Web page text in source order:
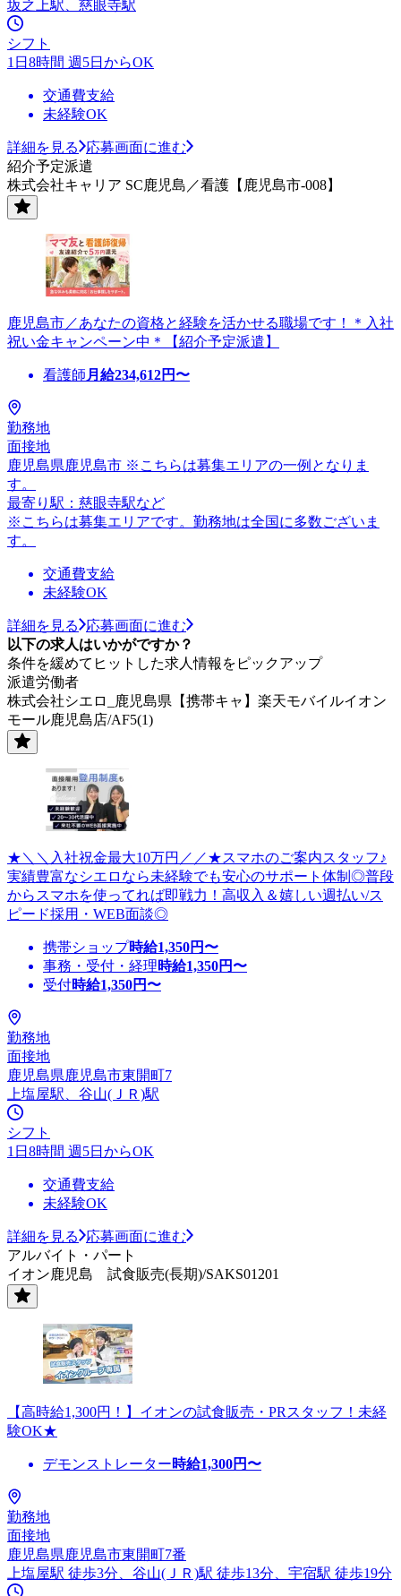
坂之上駅、慈眼寺駅
シフト
1日8時間 週5日からOK
交通費支給
未経験OK
詳細を見る
応募画面に進む
紹介予定派遣
株式会社キャリア SC鹿児島／看護【鹿児島市-008】
鹿児島市／あなたの資格と経験を活かせる職場です！＊入社
祝い金キャンペーン中＊【紹介予定派遣】
看護師 月給234,612円〜
勤務地
面接地
鹿児島県鹿児島市 ※こちらは募集エリアの一例となりま
す。
最寄り駅：慈眼寺駅など
※こちらは募集エリアです。勤務地は全国に多数ございま
す。
交通費支給
未経験OK
詳細を見る
応募画面に進む
以下の求人はいかがですか？
条件を緩めてヒットした求人情報をピックアップ
派遣労働者
株式会社シエロ_鹿児島県【携帯キャ】楽天モバイルイオン
モール鹿児島店/AF5(1)
★＼＼入社祝金最大10万円／／★スマホのご案内スタッフ♪
実績豊富なシエロなら未経験でも安心のサポート体制◎普段
からスマホを使ってれば即戦力！高収入＆嬉しい週払い/ス
ピード採用・WEB面談◎
携帯ショップ時給1,350円〜
事務・受付・経理時給1,350円〜
受付時給1,350円〜
勤務地
面接地
鹿児島県鹿児島市東開町7
上塩屋駅、谷山(ＪＲ)駅
シフト
1日8時間 週5日からOK
交通費支給
未経験OK
詳細を見る
応募画面に進む
アルバイト・パート
イオン鹿児島 試食販売(長期)/SAKS01201
【高時給1,300円！】イオンの試食販売・PRスタッフ！未経
験OK★
デモンストレーター時給1,300円〜
勤務地
面接地
鹿児島県鹿児島市東開町7番
上塩屋駅 徒歩3分、谷山(ＪＲ)駅 徒歩13分、宇宿駅 徒歩19分